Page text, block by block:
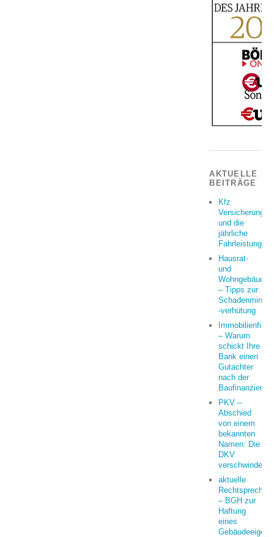
AKTUELLE
BEITRÄGE
Kfz
Versicherung
und die
jährliche
Fahrleistung
Hausrat-
und
– Tipps zur
-verhütung
– Warum
schickt Ihre
Bank einen
Gutachter
nach der
PKV –
Abschied
von einem
bekannten
Namen: Die
DKV
verschwindet
aktuelle
– BGH zur
Haftung
eines